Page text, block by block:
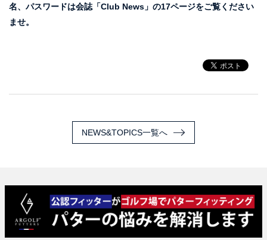
名、パスワードは会誌「Club News」の17ページをご覧ください
ませ。
NEWS&TOPICS一覧へ